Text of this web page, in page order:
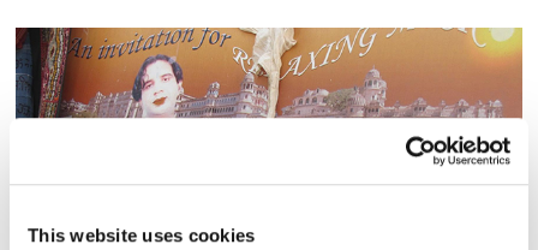
This website uses cookies